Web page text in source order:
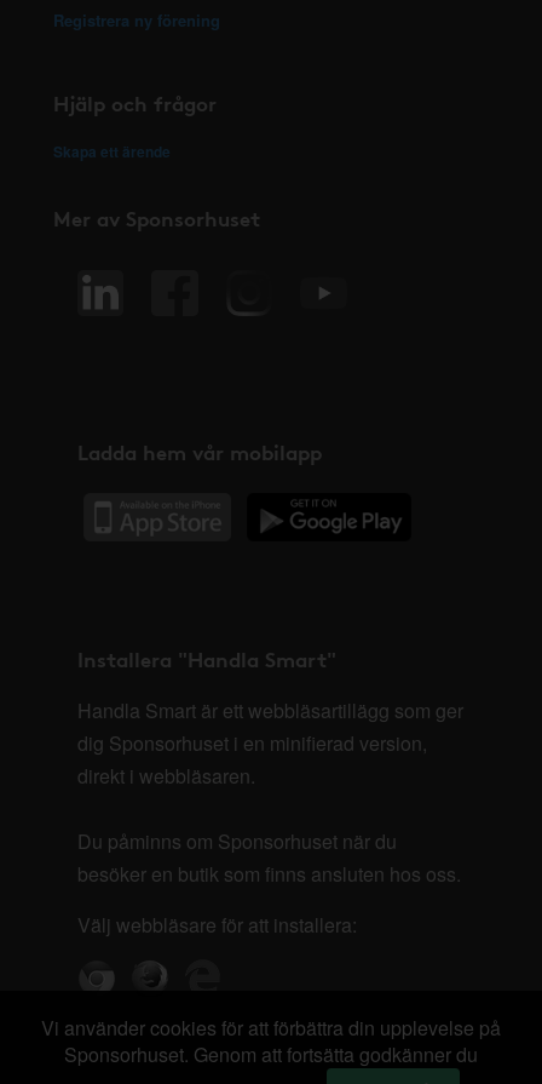
Registrera ny förening
Hjälp och frågor
Skapa ett ärende
Mer av Sponsorhuset
Ladda hem vår mobilapp
Installera "Handla Smart"
Handla Smart är ett webbläsartillägg som ger
dig Sponsorhuset i en minifierad version,
direkt i webbläsaren.
Du påminns om Sponsorhuset när du
besöker en butik som finns ansluten hos oss.
Välj webbläsare för att installera:
Vi använder cookies för att förbättra din upplevelse på
Sponsorhuset. Genom att fortsätta godkänner du